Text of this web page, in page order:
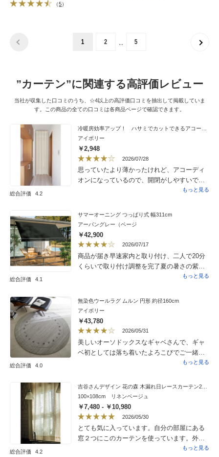
（5）
1 2 … 5
”カーテン”に関連する高評価レビュー
当社が収集した口コミのうち、☆4以上の高評価口コミを抽出して掲載していま
す。この商品の全ての口コミは各商品ページで確認できます。
総合評価 4.2
アイボリー
￥2,948
2026/07/28
思っていたより薄かったけれど、アコーディ
オンになっているので、開閉がしやすいで
す。色が思っていたより濃くて、柄は注文時
けてみると壁の色に合うし、柄も主張せず馴
染みました。廊下にかけて、近くで見るもの
ではないので結果として良かったです。
もっと見る
総合評価 4.1
サマーオーニング つっぱり式 幅311cm
アーバングレー（ベージ
￥42,900
2026/07/17
商品が届き早速家内と取り付け、二人で20分
くらいで取り付け調整を完了夏の暑さの紫外
線が遮断されたのかテラスのボードウオーク
いて以前よりいたって快適、今夏はテラスで
孫とバーぺキューをと今から楽しみにしてい
ます。ただ大満足ではない点は取り付けが簡
単だったぶん強度に不安が、もう少し見た目
にもっと強そうな感じが持てるようなデザイ
ンだと満点かな。
もっと見る
総合評価 4.0
無染色ウールラグ ムルン 円形 約径160cm
アイボリー
￥43,780
2026/05/31
美しいオーソドックスなギャベさんで、ギャ
ベ初としては落ち着いたよろこびでご一緒し
ています。ディノスさんには永年お世話に
のラベルの質問に関してやや受け取りが雑な
感じを受けてしまいました。個人的な感覚で
すが、カーテンの質問のときはご丁寧でした
ので少し残念。
もっと見る
総合評価 4.2
吉谷さんデザイン 花の森 木漏れ日レースカーテン2枚組
100×108cm リネンベージュ
￥7,480 - ￥10,980
2026/05/30
とても気に入っています。自分の部屋にある
窓２つにこのカーテンを使っています。外側
に厚地のカーテンでこちらを内側につけてい
もっと見る